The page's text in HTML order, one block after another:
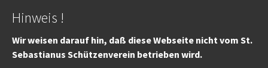
Hinweis !
Wir weisen darauf hin, daß diese Webseite nicht vom St.
Sebastianus Schützenverein betrieben wird.